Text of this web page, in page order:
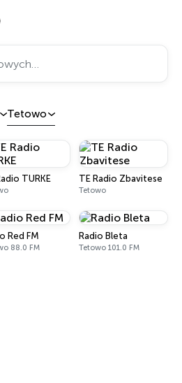
Tetowo
TURKE TE Radio Zbavitese
Tetowo
Red FM
88.0 FM
Radio Bleta
Tetowo 101.0 FM